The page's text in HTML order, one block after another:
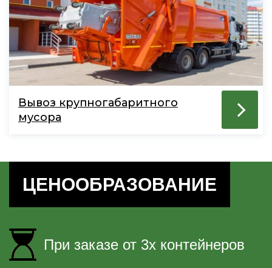
Вывоз крупногабаритного
мусора
ЦЕНООБРАЗОВАНИЕ
При заказе от 3х контейнеров